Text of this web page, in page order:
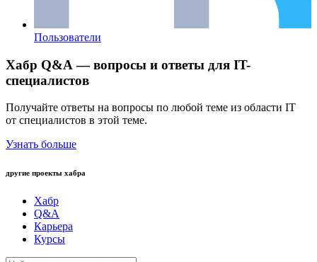
Пользователи
Хабр Q&A — вопросы и ответы для IT-
специалистов
Получайте ответы на вопросы по любой теме из области IT
от специалистов в этой теме.
Узнать больше
другие проекты хабра
Хабр
Q&A
Карьера
Курсы